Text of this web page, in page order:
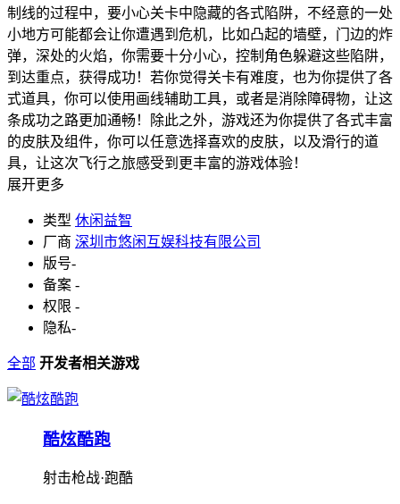
制线的过程中，要小心关卡中隐藏的各式陷阱，不经意的一处
小地方可能都会让你遭遇到危机，比如凸起的墙壁，门边的炸
弹，深处的火焰，你需要十分小心，控制角色躲避这些陷阱，
到达重点，获得成功！若你觉得关卡有难度，也为你提供了各
式道具，你可以使用画线辅助工具，或者是消除障碍物，让这
条成功之路更加通畅！除此之外，游戏还为你提供了各式丰富
的皮肤及组件，你可以任意选择喜欢的皮肤，以及滑行的道
具，让这次飞行之旅感受到更丰富的游戏体验！
展开更多
类型 休闲益智
厂商 深圳市悠闲互娱科技有限公司
版号-
备案 -
权限 -
隐私-
全部 开发者相关游戏
酷炫酷跑
射击枪战·跑酷